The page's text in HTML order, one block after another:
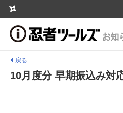
戻る
10月度分 早期振込み対